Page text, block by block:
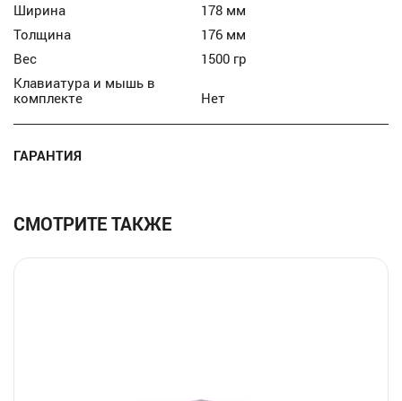
Ширина
178 мм
Толщина
176 мм
Вес
1500 гр
Клавиатура и мышь в
комплекте
Нет
ГАРАНТИЯ
СМОТРИТЕ ТАКЖЕ